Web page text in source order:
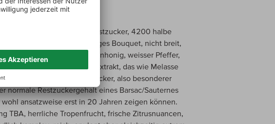
Blanc, 235 Gramm Restzucker, 4200 halbe
leuchtender Rand. Bombiges Bouquet, nicht breit,
Pfirsich, Mirabellen, Akazienhonig, weisser Pfeffer,
Süssepaket, molliges Extrakt, das wie Melasse
ausgelegt. Ein dicker, also besonderer
normale Restzuckergehalt eines Barsac/Sauternes
ansatzweise erst in 20 Jahren zeigen können.
TBA, herrliche Tropenfrucht, frische Zitrusnuancen,